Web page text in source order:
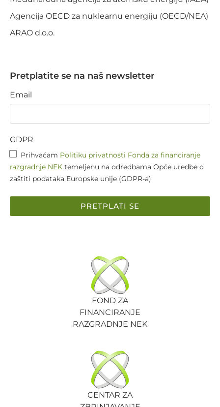
Agencija OECD za nuklearnu energiju (OECD/NEA)
ARAO d.o.o.
Pretplatite se na naš newsletter
Email
GDPR
Prihvaćam Politiku privatnosti Fonda za financiranje
razgradnje NEK temeljenu na odredbama Opće uredbe o
zaštiti podataka Europske unije (GDPR-a)
PRETPLATI SE
FOND ZA
FINANCIRANJE
RAZGRADNJE NEK
CENTAR ZA